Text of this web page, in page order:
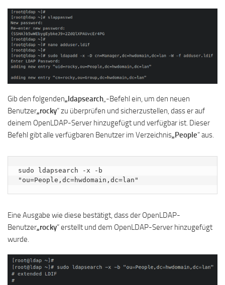
Gib den folgenden„ldapsearch „-Befehl ein, um den neuen
Benutzer„rocky“ zu überprüfen und sicherzustellen, dass er auf
deinem OpenLDAP-Server hinzugefügt und verfügbar ist. Dieser
Befehl gibt alle verfügbaren Benutzer im Verzeichnis„People“ aus.
sudo ldapsearch -x -b
"ou=People,dc=hwdomain,dc=lan"
Eine Ausgabe wie diese bestätigt, dass der OpenLDAP-
Benutzer„rocky“ erstellt und dem OpenLDAP-Server hinzugefügt
wurde.